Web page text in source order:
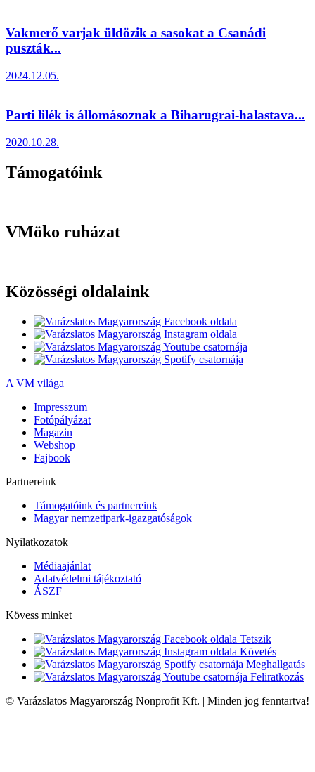
Vakmerő varjak üldözik a sasokat a Csanádi
puszták...
2024.12.05.
Parti lilék is állomásoznak a Biharugrai-halastava...
2020.10.28.
Támogatóink
VMöko ruházat
Közösségi oldalaink
A VM világa
Impresszum
Fotópályázat
Magazin
Webshop
Fajbook
Partnereink
Támogatóink és partnereink
Magyar nemzetipark-igazgatóságok
Nyilatkozatok
Médiaajánlat
Adatvédelmi tájékoztató
ÁSZF
Kövess minket
Tetszik
Követés
Meghallgatás
Feliratkozás
© Varázslatos Magyarország Nonprofit Kft. | Minden jog fenntartva!